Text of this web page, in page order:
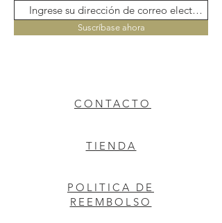
Suscríbase ahora
CONTACTO
TIENDA
POLITICA DE
REEMBOLSO